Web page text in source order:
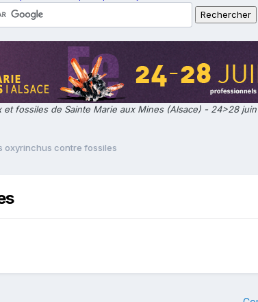
et fossiles de Sainte Marie aux Mines (Alsace) - 24>28
oxyrinchus contre fossiles